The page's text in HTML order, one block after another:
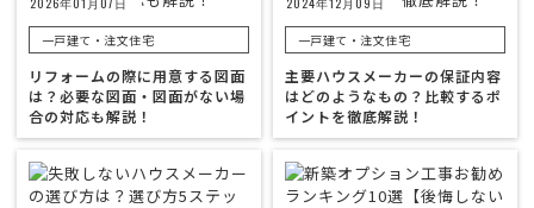
一戸建て・注文住宅
リフォームの際に用意する図面
は？必要な図面・図面がない場
合の対応も解説！
一戸建て・注文住宅
主要ハウスメーカーの保証内容
はどのようなもの？比較するポ
イントを徹底解説！